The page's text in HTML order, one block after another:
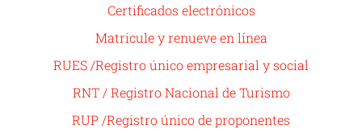
Certificados electrónicos
Matricule y renueve en línea
RUES /Registro único empresarial y social
RNT / Registro Nacional de Turismo
RUP /Registro único de proponentes